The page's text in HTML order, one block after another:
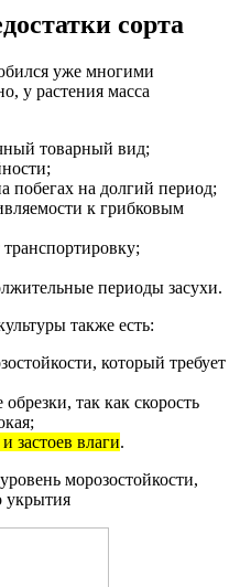
сорта
уже многими
у растения масса
товарный вид;
побегах на долгий период;
к грибковым
периоды засухи.
также есть:
который требует
так как скорость
застоев влаги.